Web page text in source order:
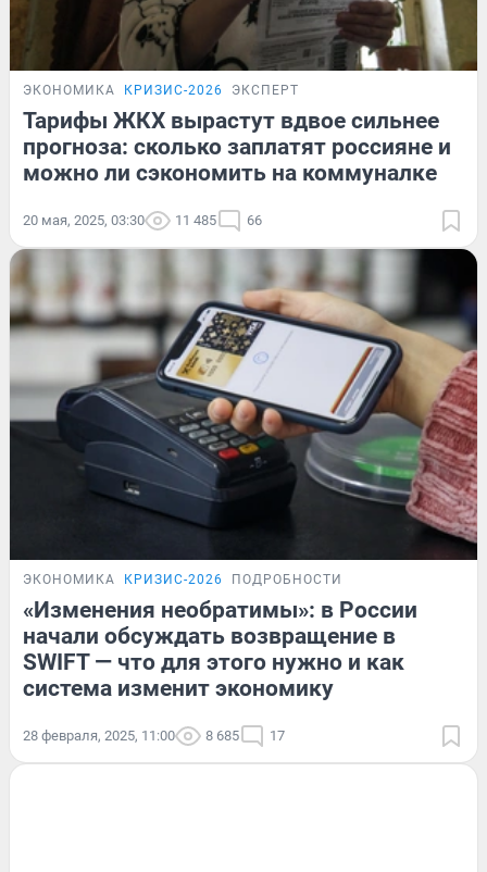
ЭКОНОМИКА КРИЗИС-2026 ЭКСПЕРТ
Тарифы ЖКХ вырастут вдвое сильнее
прогноза: сколько заплатят россияне и
можно ли сэкономить на коммуналке
20 мая, 2025, 03:30 11 485 66
ЭКОНОМИКА КРИЗИС-2026 ПОДРОБНОСТИ
«Изменения необратимы»: в России
начали обсуждать возвращение в
SWIFT — что для этого нужно и как
система изменит экономику
28 февраля, 2025, 11:00 8 685 17